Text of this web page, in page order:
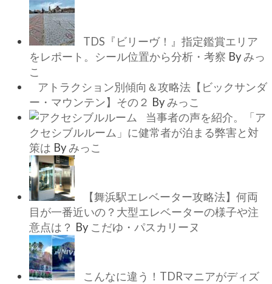
TDS『ビリーヴ！』指定鑑賞エリア
をレポート。シール位置から分析・考察 Byみっ
こ
アトラクション別傾向＆攻略法【ビックサンダ
ー・マウンテン】その２ Byみっこ
当事者の声を紹介。「ア
クセシブルルーム」に健常者が泊まる弊害と対
策は Byみっこ
【舞浜駅エレベーター攻略法】何両
目が一番近いの？大型エレベーターの様子や注
意点は？ By こだゆ・パスカリーヌ
こんなに違う！TDRマニアがディズ